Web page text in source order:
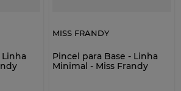
Linha
MISS FRANDY
Pincel para Base - Linha
Minimal - Miss Frandy